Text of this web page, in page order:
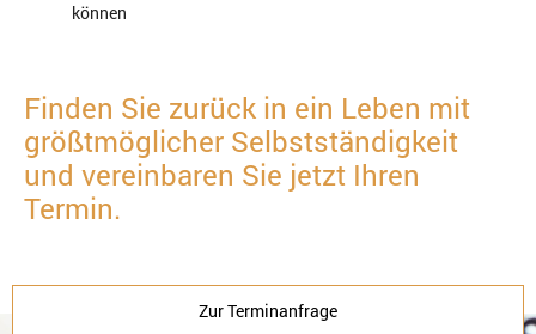
können
Finden Sie zurück in ein Leben mit
größtmöglicher Selbstständigkeit
und vereinbaren Sie jetzt Ihren
Termin.
Zur Terminanfrage